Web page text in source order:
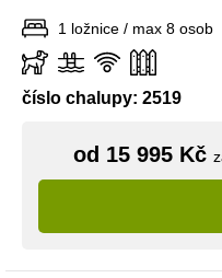
1 ložnice / max 8 osob
číslo chalupy: 2519
od 15 995 Kč